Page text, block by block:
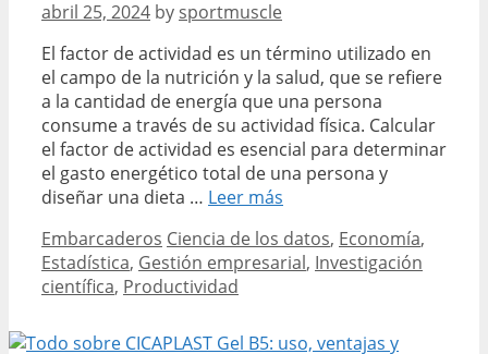
abril 25, 2024 by sportmuscle
El factor de actividad es un término utilizado en
el campo de la nutrición y la salud, que se refiere
a la cantidad de energía que una persona
consume a través de su actividad física. Calcular
el factor de actividad es esencial para determinar
el gasto energético total de una persona y
diseñar una dieta … Leer más
actividad
en
energético
Categories
Embarcaderos Tags
Ciencia de los datos, Economía,
Estadística, Gestión empresarial, Investigación
científica, Productividad